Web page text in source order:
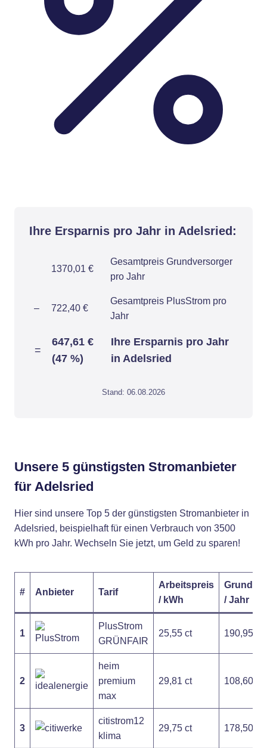
Ihre Ersparnis pro Jahr in Adelsried:
1370,01 €
Gesamtpreis Grundversorger
pro Jahr
– 722,40 €
Gesamtpreis PlusStrom pro
Jahr
=
647,61 €
(47 %)
Ihre Ersparnis pro Jahr
in Adelsried
Stand: 06.08.2026
Unsere 5 günstigsten Stromanbieter
für Adelsried
Hier sind unsere Top 5 der günstigsten Stromanbieter in
Adelsried, beispielhaft für einen Verbrauch von 3500
kWh pro Jahr. Wechseln Sie jetzt, um Geld zu sparen!
# Anbieter Tarif
Arbeitspreis
/ kWh
/ Jahr
1
PlusStrom
GRÜNFAIR
25,55 ct 190,95 €
2
heim
premium
max
29,81 ct 108,60 €
3
citistrom12
klima
29,75 ct 178,50 €